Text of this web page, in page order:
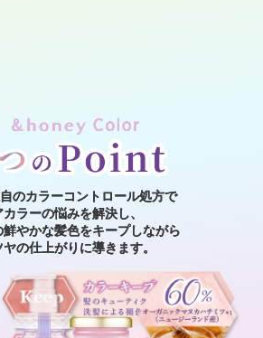
カラーの悩みを解決し、
やかな髪色をキープしながら
カラーの悩みを解決し、
やかな髪色をキープしながら
のカラーコントロール処方で
カラーの悩みを解決し、
やかな髪色をキープしながら
の仕上がりに導きます。
カラーの悩みを解決し、
やかな髪色をキープしながら
のカラーコントロール処方で
カラーの悩みを解決し、
やかな髪色をキープしながら
の仕上がりに導きます。